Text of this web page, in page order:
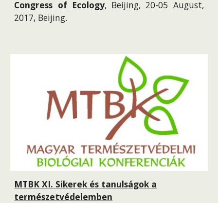
Congress of Ecology, Beijing, 20-05 August,
2017, Beijing.
MTBK XI. Sikerek és tanulságok a
természetvédelemben